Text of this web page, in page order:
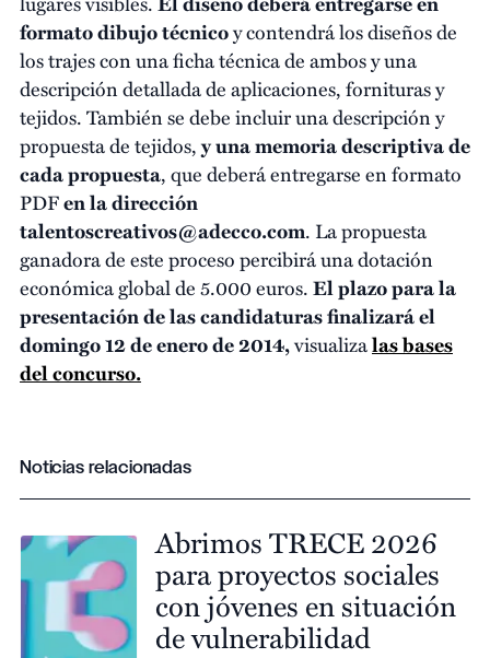
formato dibujo técnicoy contendrá los diseños de
los trajes con una ficha técnica de ambos y una
descripción detallada de aplicaciones, fornituras y
tejidos. También se debe incluir una descripción y
propuesta de tejidos,y una memoria descriptiva de
cada propuesta, que deberá entregarse en formato
PDFen la dirección
talentoscreativos@adecco.com. La propuesta
ganadora de este proceso percibirá una dotación
económica global de 5.000 euros.El plazo para la
presentación de las candidaturas finalizará el
domingo 12 de enero de 2014,visualizalas bases
del concurso.
Noticias relacionadas
Abrimos TRECE 2026
para proyectos sociales
con jóvenes en situación
de vulnerabilidad